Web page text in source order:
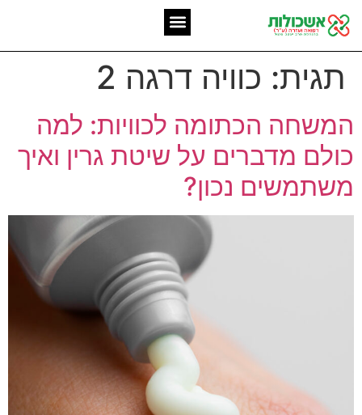
תגית: כוויה דרגה 2
המשחה הכתומה לכוויות: למה
כולם מדברים על שיטת גרין ואיך
משתמשים נכון?